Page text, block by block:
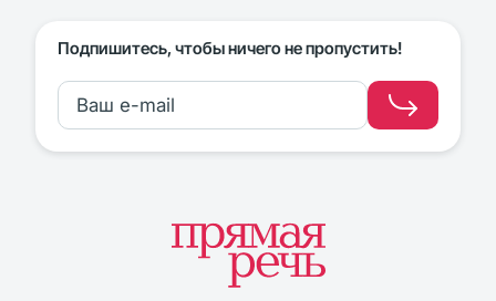
Подпишитесь, чтобы ничего не пропустить!